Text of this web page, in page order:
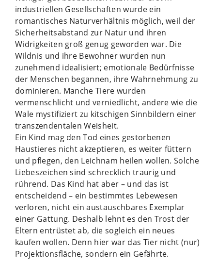
industriellen Gesellschaften wurde ein
romantisches Naturverhältnis möglich, weil der
Sicherheitsabstand zur Natur und ihren
Widrigkeiten groß genug geworden war. Die
Wildnis und ihre Bewohner wurden nun
zunehmend idealisiert; emotionale Bedürfnisse
der Menschen begannen, ihre Wahrnehmung zu
dominieren. Manche Tiere wurden
vermenschlicht und verniedlicht, andere wie die
Wale mystifiziert zu kitschigen Sinnbildern einer
transzendentalen Weisheit.
Ein Kind mag den Tod eines gestorbenen
Haustieres nicht akzeptieren, es weiter füttern
und pflegen, den Leichnam heilen wollen. Solche
Liebeszeichen sind schrecklich traurig und
rührend. Das Kind hat aber – und das ist
entscheidend – ein bestimmtes Lebewesen
verloren, nicht ein austauschbares Exemplar
einer Gattung. Deshalb lehnt es den Trost der
Eltern entrüstet ab, die sogleich ein neues
kaufen wollen. Denn hier war das Tier nicht (nur)
Projektionsfläche, sondern ein Gefährte.